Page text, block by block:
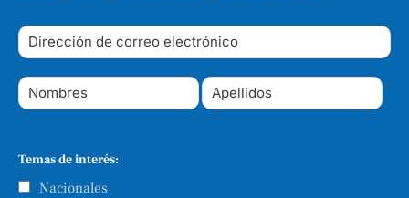
Temas de interés:
Nacionales